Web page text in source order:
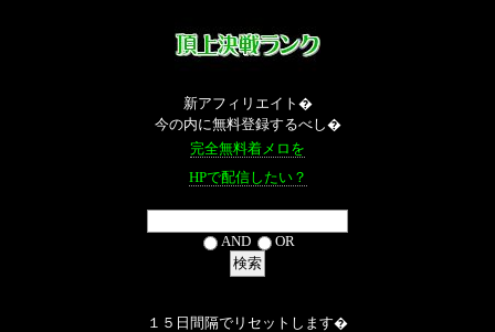
新アフィリエイト�
今の内に無料登録するべし�
完全無料着メロを
HPで配信したい？
AND OR
１５日間隔でリセットします�